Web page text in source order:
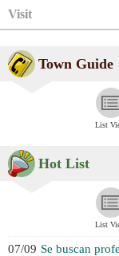
Visit
Town Guide
List
Hot List
List
07/09 Se buscan profesores